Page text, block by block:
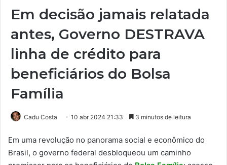
Em decisão jamais relatada
antes, Governo DESTRAVA
linha de crédito para
beneficiários do Bolsa
Família
Cadu Costa 10 abr 2024 21:33 3 minutos de leitura
Em uma revolução no panorama social e econômico do
Brasil, o governo federal desbloqueou um caminho